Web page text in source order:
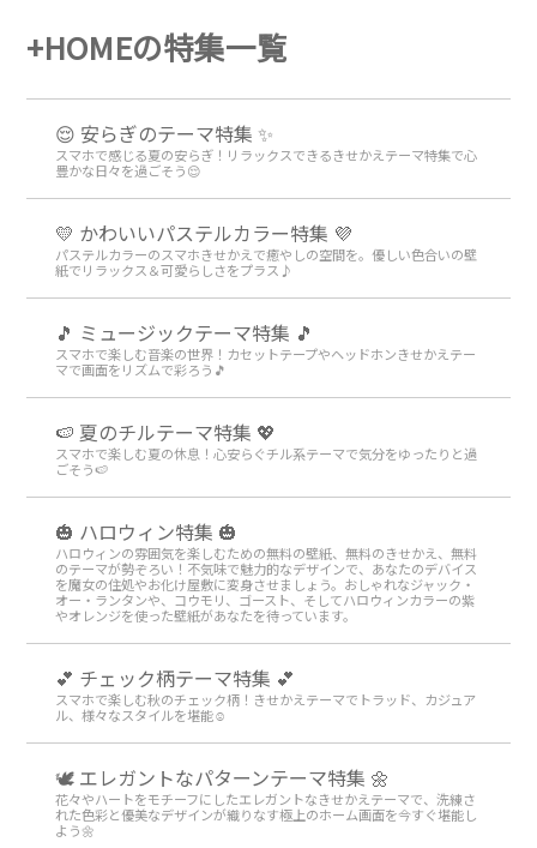
+HOMEの特集一覧
😌 安らぎのテーマ特集 ✨
スマホで感じる夏の安らぎ！リラックスできるきせかえテーマ特集で心
豊かな日々を過ごそう😌
💛 かわいいパステルカラー特集 💜
パステルカラーのスマホきせかえで癒やしの空間を。優しい色合いの壁
紙でリラックス＆可愛らしさをプラス♪
🎵 ミュージックテーマ特集 🎵
スマホで楽しむ音楽の世界！カセットテープやヘッドホンきせかえテー
マで画面をリズムで彩ろう🎵
🍉 夏のチルテーマ特集 💖
スマホで楽しむ夏の休息！心安らぐチル系テーマで気分をゆったりと過
ごそう🍉
🎃 ハロウィン特集 🎃
ハロウィンの雰囲気を楽しむための無料の壁紙、無料のきせかえ、無料
のテーマが勢ぞろい！不気味で魅力的なデザインで、あなたのデバイス
を魔女の住処やお化け屋敷に変身させましょう。おしゃれなジャック・
オー・ランタンや、コウモリ、ゴースト、そしてハロウィンカラーの紫
やオレンジを使った壁紙があなたを待っています。
💕 チェック柄テーマ特集 💕
スマホで楽しむ秋のチェック柄！きせかえテーマでトラッド、カジュア
ル、様々なスタイルを堪能☺️
🕊️ エレガントなパターンテーマ特集 🌼
花々やハートをモチーフにしたエレガントなきせかえテーマで、洗練さ
れた色彩と優美なデザインが織りなす極上のホーム画面を今すぐ堪能し
よう🌼